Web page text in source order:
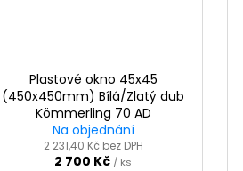
Plastové okno 45x45
(450x450mm) Bílá/Zlatý dub
Kömmerling 70 AD
Na objednání
2 231,40 Kč bez DPH
2 700 Kč / ks